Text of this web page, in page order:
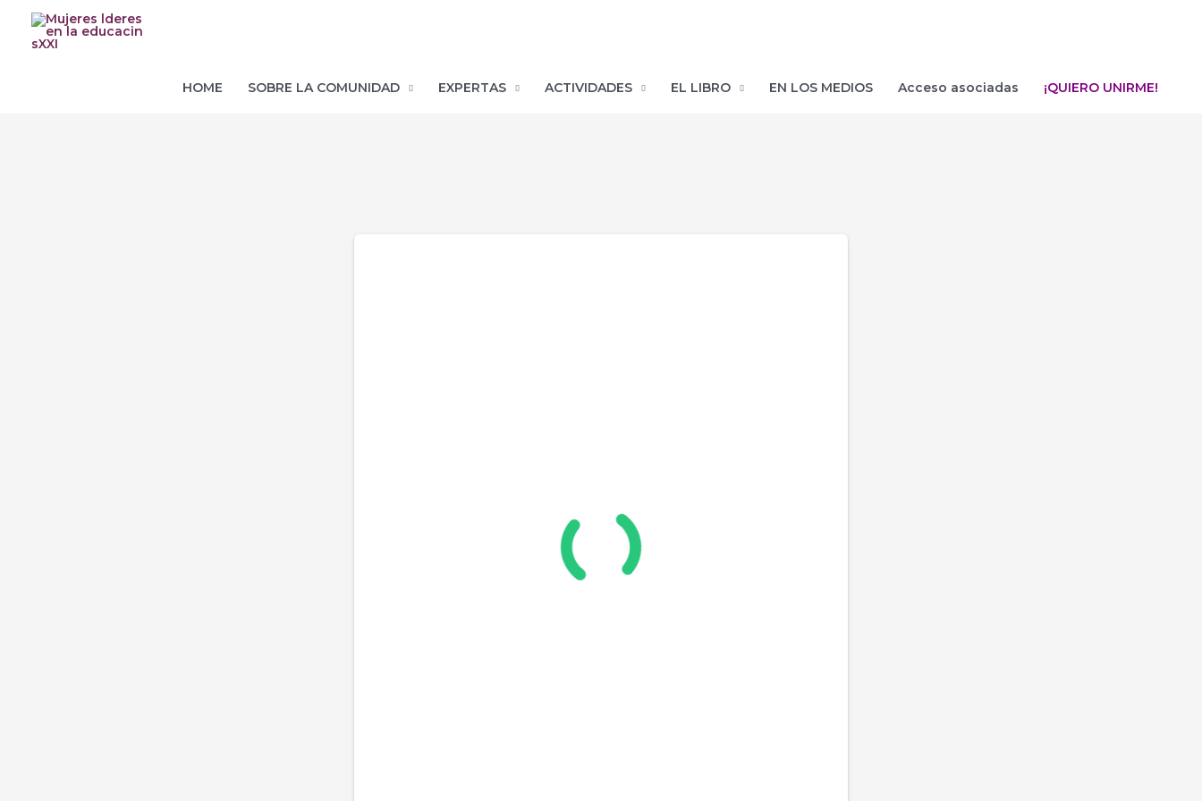
HOME
SOBRE LA COMUNIDAD EXPERTAS ACTIVIDADES EL LIBRO EN LOS MEDIOS Acceso asociadas ¡QUIERO UNIRME!